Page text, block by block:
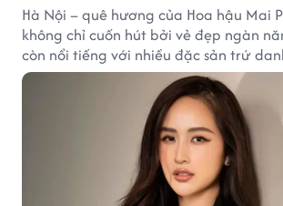
Hà Nội – quê hương của Hoa hậu Mai
không chỉ cuốn hút bởi vẻ đẹp ngàn
còn nổi tiếng với nhiều đặc sản trứ
vị tinh tế và đậm đà bản sắc đất kinh